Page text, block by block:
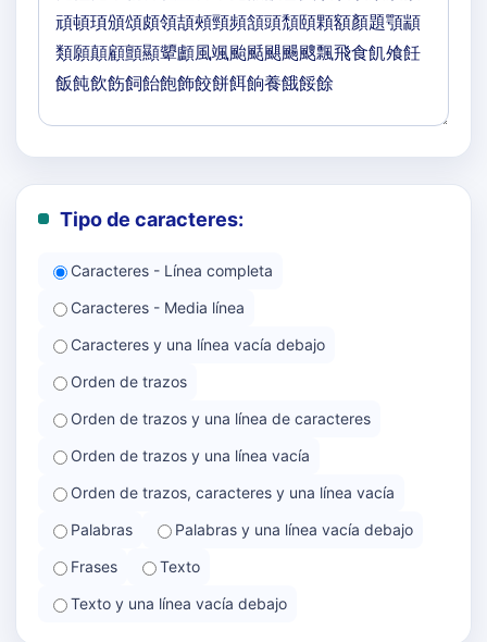
Tipo de caracteres:
Caracteres - Línea completa
Caracteres - Media línea
Caracteres y una línea vacía debajo
Orden de trazos
Orden de trazos y una línea de caracteres
Orden de trazos y una línea vacía
Orden de trazos, caracteres y una línea vacía
Palabras
Palabras y una línea vacía debajo
Frases
Texto
Texto y una línea vacía debajo